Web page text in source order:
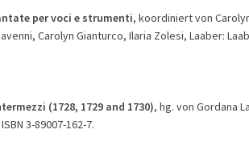
per voci e strumenti, koordiniert von
Carolyn Gianturco, Ilaria Zolesi, Laaber:
(1728, 1729 and 1730), hg. von Gordana
3-89007-162-7.